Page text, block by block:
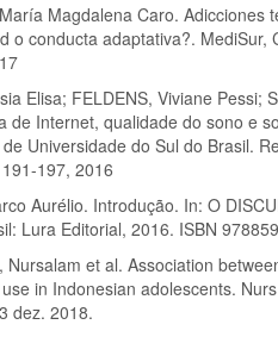
Magdalena Caro. Adicciones
o conducta adaptativa?. MediSur,
Elisa; FELDENS, Viviane Pessi;
de Internet, qualidade do sono e
Universidade do Sul do Brasil.
197, 2016
Aurélio. Introdução. In: O
Lura Editorial, 2016. ISBN
Nursalam et al. Association
in Indonesian adolescents.
dez. 2018.